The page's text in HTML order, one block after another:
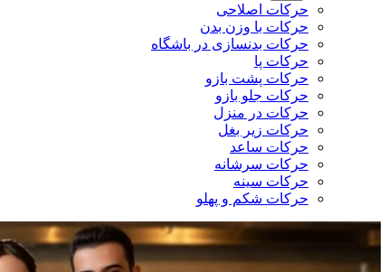
حرکات اصلاحی
حرکات با وزن بدن
حرکات بدنسازی در باشگاه
حرکات پا
حرکات پشت بازو
حرکات جلو بازو
حرکات در منزل
حرکات زیر بغل
حرکات ساعد
حرکات سرشانه
حرکات سینه
حرکات شکم و پهلو